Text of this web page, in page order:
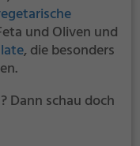
und Oliven und
, die besonders
Dann schau doch